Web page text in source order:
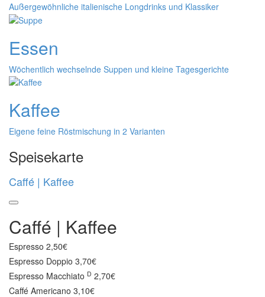
Außergewöhnliche italienische Longdrinks und Klassiker
Essen
Wöchentlich wechselnde Suppen und kleine Tagesgerichte
Kaffee
Eigene feine Röstmischung in 2 Varianten
Speisekarte
Caffé | Kaffee
Caffé | Kaffee
Espresso 2,50€
Espresso Doppio 3,70€
Espresso Macchiato D 2,70€
Caffé Americano 3,10€